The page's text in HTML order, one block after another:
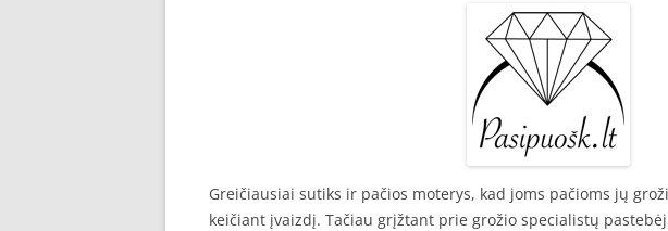
Greičiausiai sutiks ir pačios moterys, kad joms pačioms jų
keičiant įvaizdį. Tačiau grįžtant prie grožio specialistų